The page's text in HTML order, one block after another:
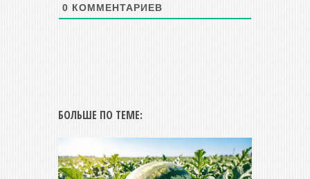
0 КОММЕНТАРИЕВ
БОЛЬШЕ ПО ТЕМЕ: